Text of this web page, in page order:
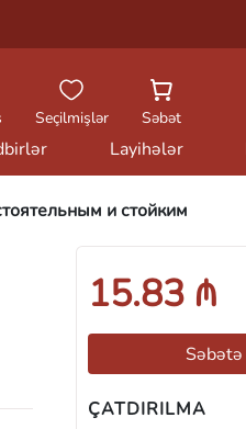
Seçilmişlər Səbət
Layihələr
и стойким
15.83 ₼
ÇATDIRILMA